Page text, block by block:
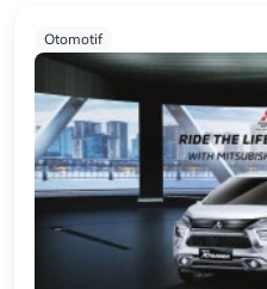
Otomotif